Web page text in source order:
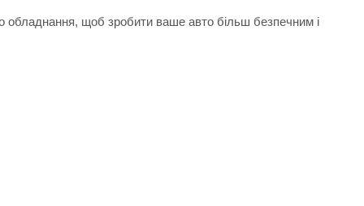
обладнання, щоб зробити ваше авто більш безпечним і